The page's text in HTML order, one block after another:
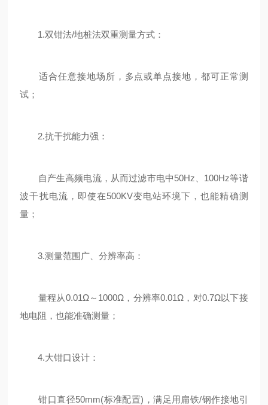
1.双钳法/地桩法双重测量方式：
适合任意接地场所，多点或单点接地，都可正常测
试；
2.抗干扰能力强：
自产生高频电流，从而过滤市电中50Hz、100Hz等谐
波干扰电流，即使在500KV变电站环境下，也能精确测
量；
3.测量范围广、分辨率高：
量程从0.01Ω～1000Ω，分辨率0.01Ω，对0.7Ω以下接
地电阻，也能准确测量；
4.大钳口设计：
钳口直径50mm(标准配置)，满足用扁铁/钢作接地引